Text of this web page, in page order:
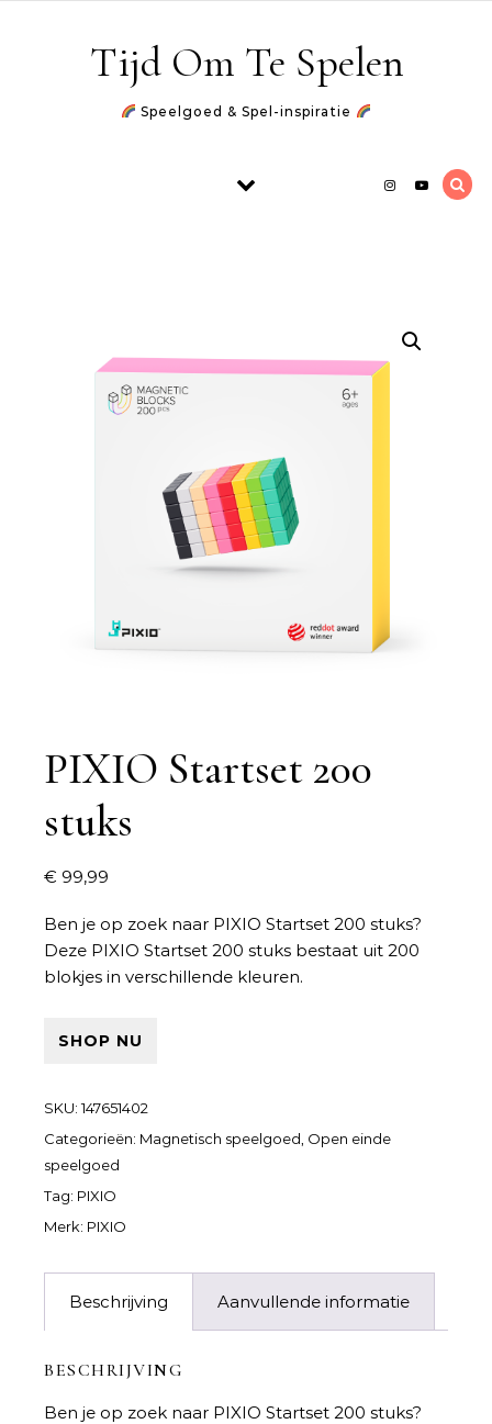
Tijd Om Te Spelen
Speelgoed & Spel-inspiratie
PIXIO Startset 200
stuks
€ 99,99
Ben je op zoek naar PIXIO Startset 200 stuks?
Deze PIXIO Startset 200 stuks bestaat uit 200
blokjes in verschillende kleuren.
SHOP NU
SKU:147651402
Categorieën: Magnetisch speelgoed Open einde
speelgoed
Tag: PIXIO
Merk: PIXIO
Beschrijving Aanvullende informatie
BESCHRIJVING
Ben je op zoek naar PIXIO Startset 200 stuks?